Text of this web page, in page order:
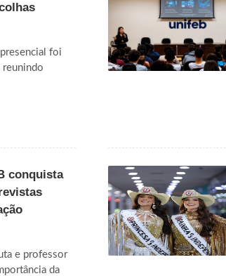
foi
reunindo
conquista
e professor
da